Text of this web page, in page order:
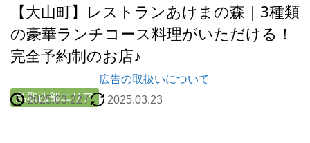
【大山町】レストランあけまの森｜3種類
の豪華ランチコース料理がいただける！
完全予約制のお店♪
鳥取西部エリア
広告の取扱いについて
2025.03.22 / 2025.03.23